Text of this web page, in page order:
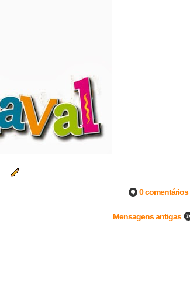
0 comentários
Mensagens antigas